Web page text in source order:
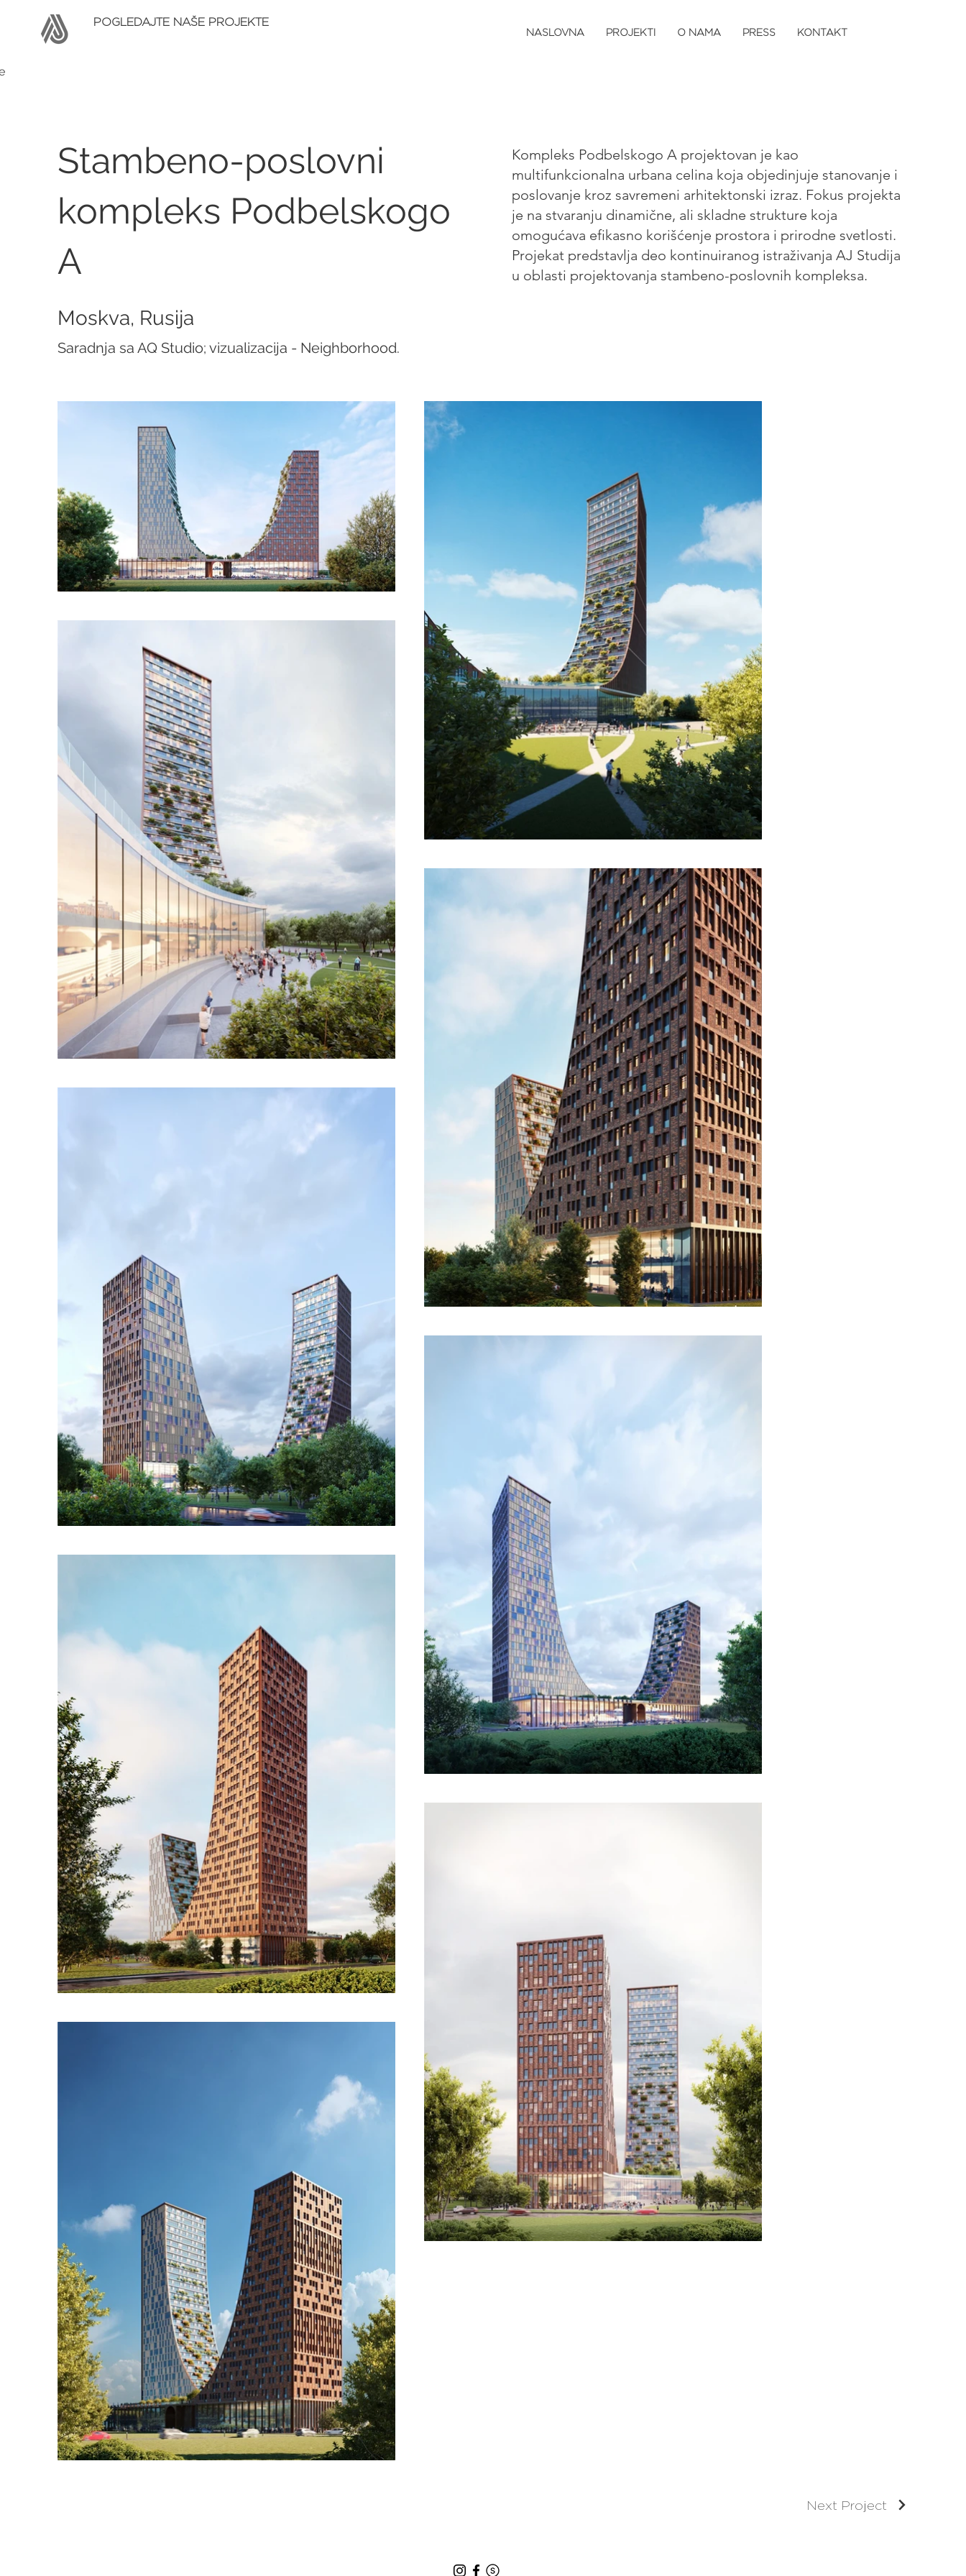
POGLEDAJTE NAŠE PROJEKTE
NASLOVNA PROJEKTI O NAMA PRESS KONTAKT
Stambeno-poslovni
kompleks Podbelskogo
A
Moskva, Rusija
Saradnja sa AQ Studio; vizualizacija - Neighborhood.
Kompleks Podbelskogo A projektovan je kao
multifunkcionalna urbana celina koja objedinjuje stanovanje i
poslovanje kroz savremeni arhitektonski izraz. Fokus projekta
je na stvaranju dinamične, ali skladne strukture koja
omogućava efikasno korišćenje prostora i prirodne svetlosti.
Projekat predstavlja deo kontinuiranog istraživanja AJ Studija
u oblasti projektovanja stambeno-poslovnih kompleksa.
Next Project